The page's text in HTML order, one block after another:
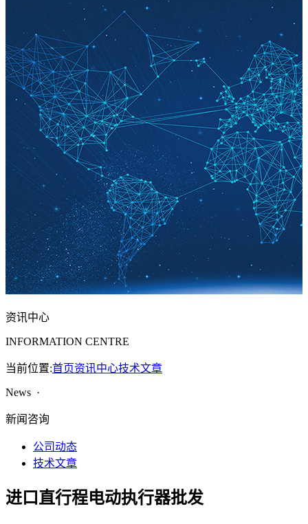
资讯中心
INFORMATION CENTRE
当前位置:首页资讯中心技术文章
News ·
新闻咨询
公司动态
技术文章
进口直行程电动执行器批发